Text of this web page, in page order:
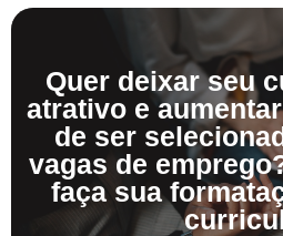
Quer deixar seu
atrativo e
de ser
vagas de
faça sua